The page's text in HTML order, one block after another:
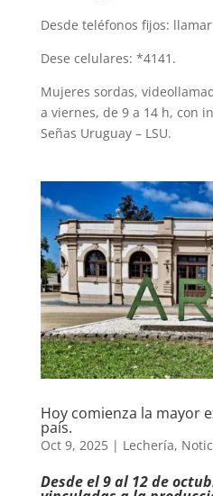
Desde teléfonos fijos:
Dese celulares: *4141.
Mujeres sordas,
a viernes, de 9 a 14 h, con
Señas Uruguay – LSU.
Hoy comienza la mayor
país.
Oct 9, 2025| Lechería,
Desde el 9 al 12 de